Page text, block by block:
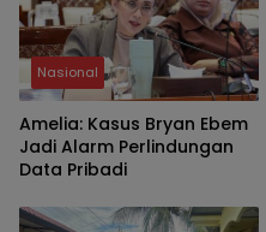
Nasional
Amelia: Kasus Bryan Ebem
Jadi Alarm Perlindungan
Data Pribadi